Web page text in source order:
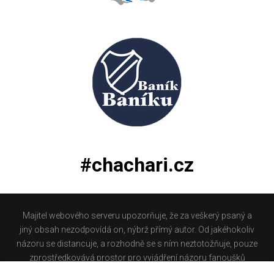
#chachari.cz
Majitel webového serveru upozorňuje, že za veškerý psaný a
jiný obsah nezodpovídá on, nýbrž přímý autor. Od jakéhokoliv
názoru se distancuje, a rozhodně se s ním neztotožňuje, pouze
zprostředkovává prostor pro vyjádření názoru fanoušků